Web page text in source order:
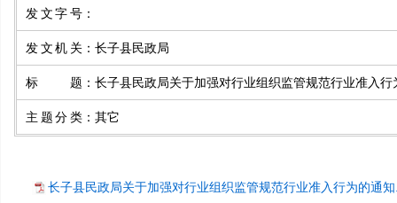
发文字号 ：
发文机关 ： 长子县民政局
标题 ： 长子县民政局关于加强对行业组织监管规范行业准入行
主题分类 ： 其它
长子县民政局关于加强对行业组织监管规范行业准入行为的通